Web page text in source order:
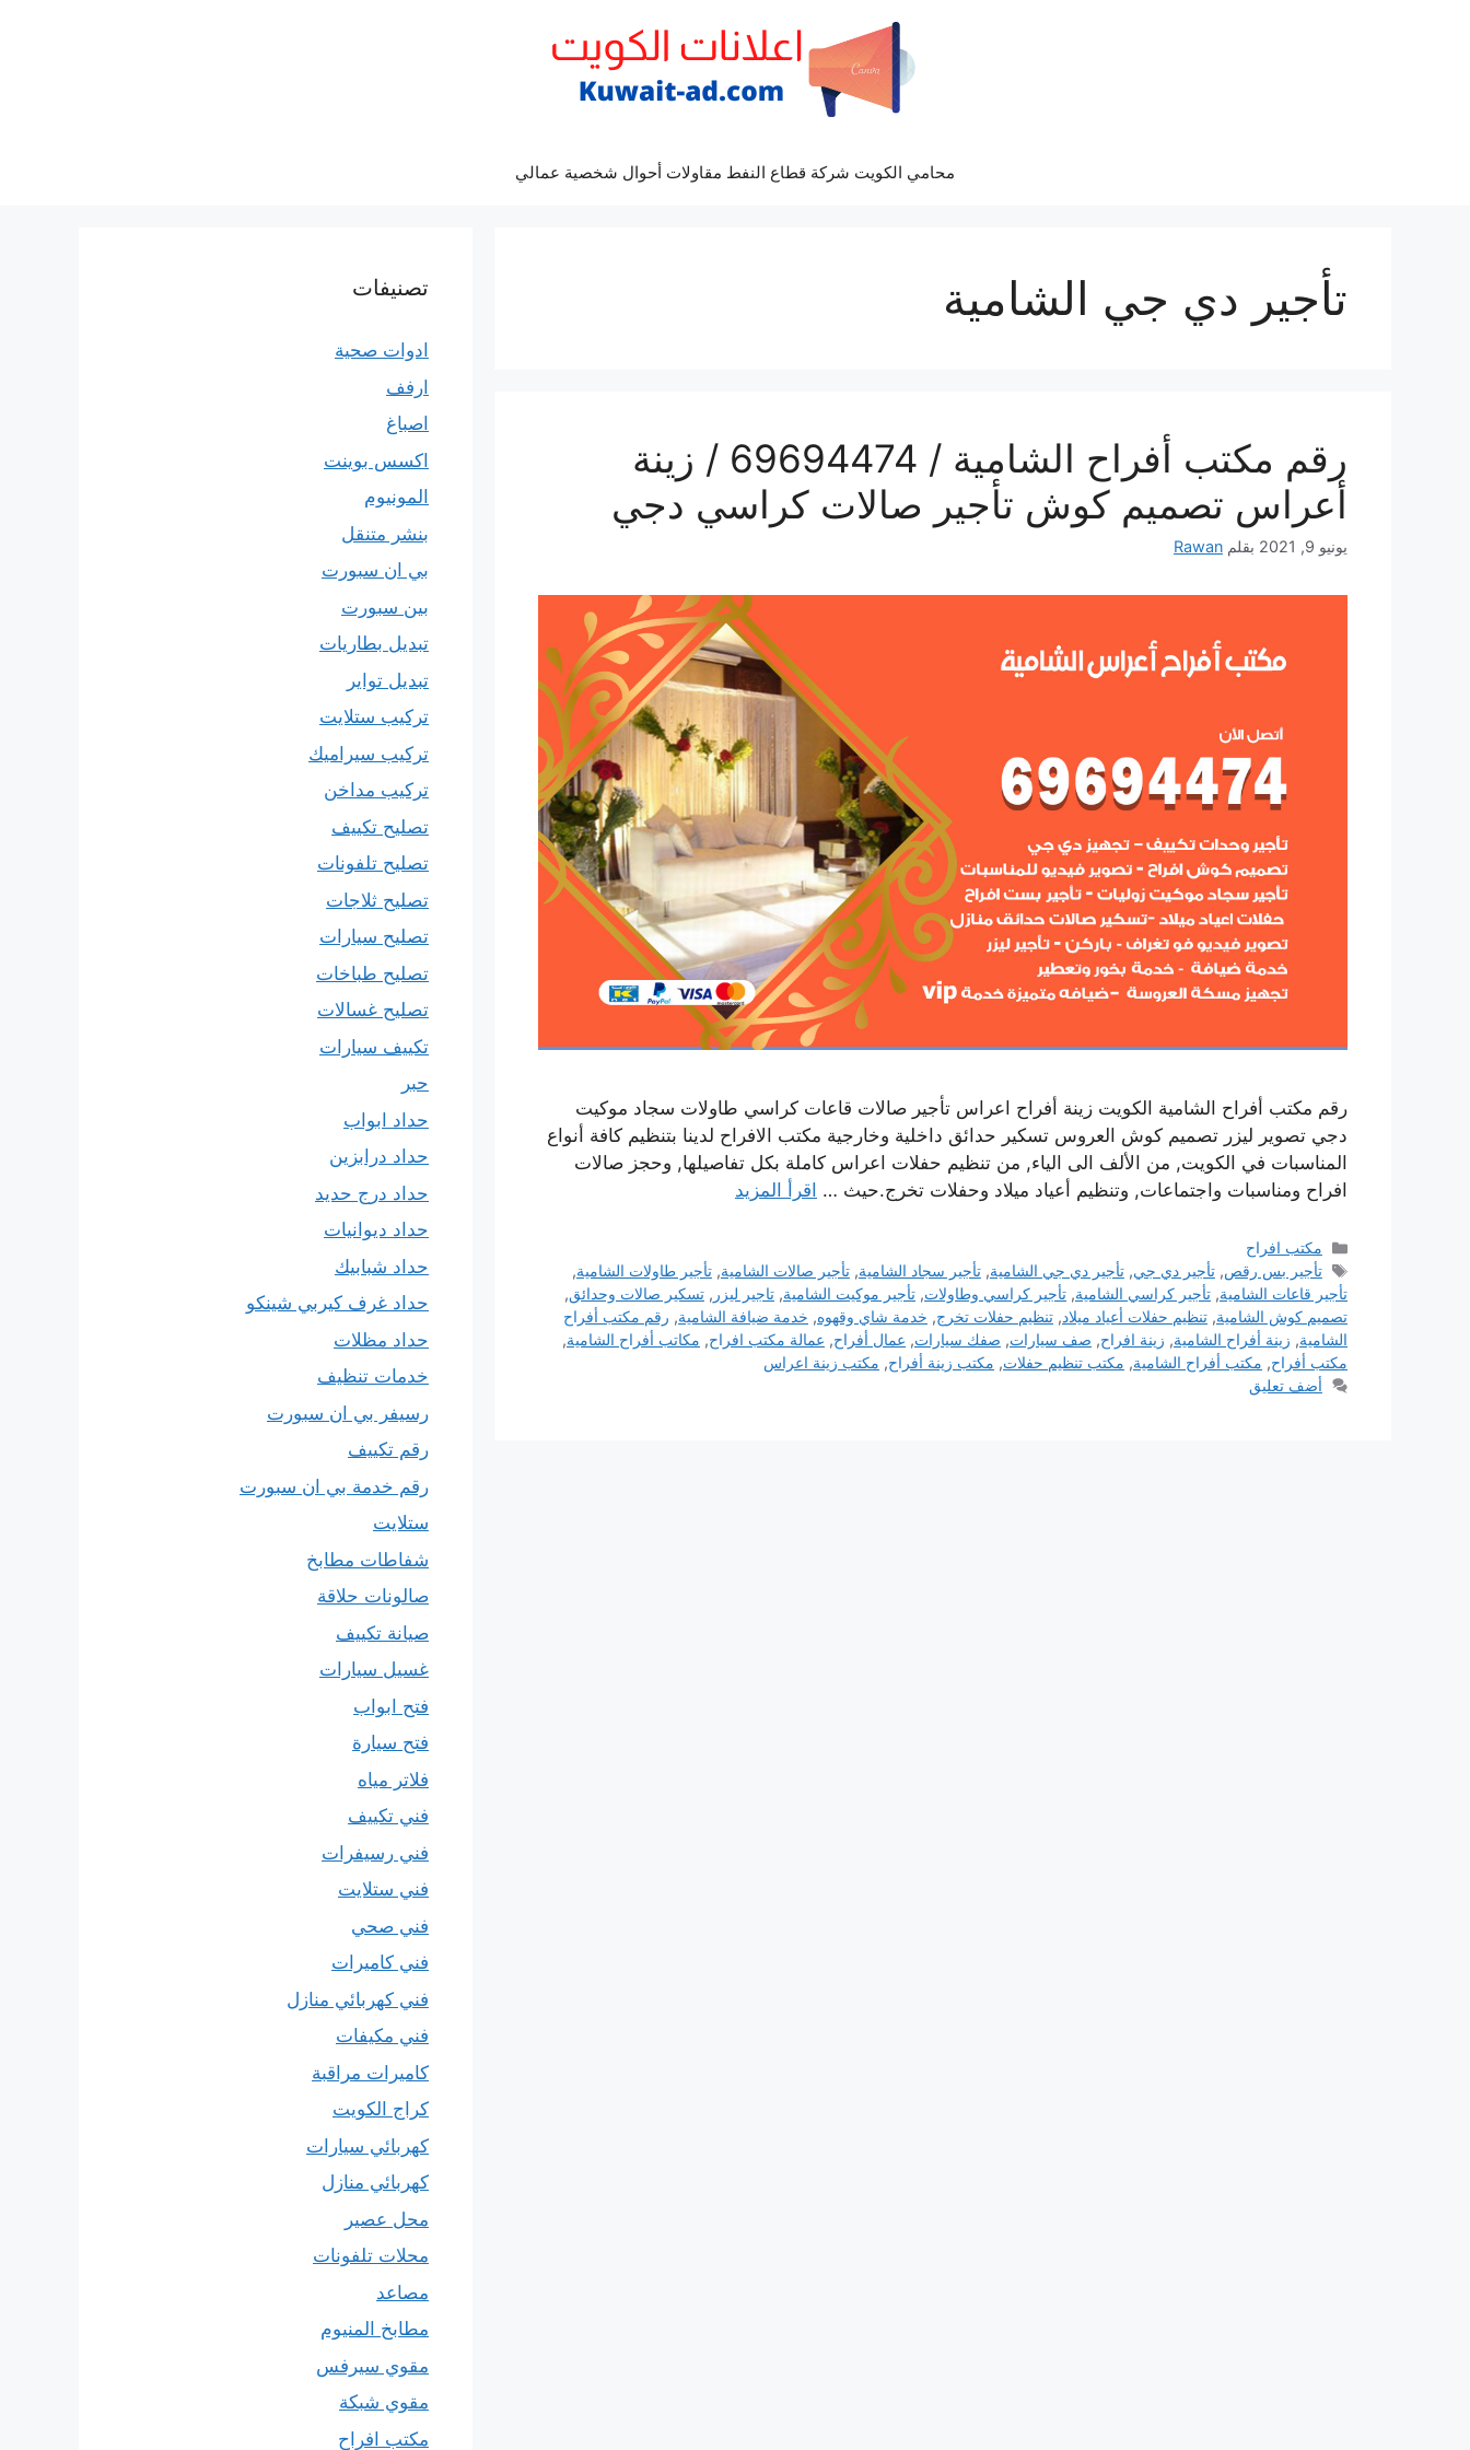
محامي الكويت شركة قطاع النفط مقاولات أحوال شخصية عمالي
تأجير دي جي الشامية
رقم مكتب أفراح الشامية / 69694474 / زينة
أعراس تصميم كوش تأجير صالات كراسي دجي
يونيو 9, 2021 بقلم Rawan
رقم مكتب أفراح الشامية الكويت زينة أفراح اعراس تأجير صالات قاعات كراسي طاولات سجاد موكيت
دجي تصوير ليزر تصميم كوش العروس تسكير حدائق داخلية وخارجية مكتب الافراح لدينا بتنظيم كافة أنواع
المناسبات في الكويت, من الألف الى الياء, من تنظيم حفلات اعراس كاملة بكل تفاصيلها, وحجز صالات
افراح ومناسبات واجتماعات, وتنظيم أعياد ميلاد وحفلات تخرج.حيث … اقرأ المزيد
التصنيفات
مكتب افراح
الوسوم
تأجير بس رقص,تأجير دي جي,تأجير دي جي الشامية,تأجير سجاد الشامية,تأجير صالات الشامية,تأجير طاولات الشامية,
تأجير قاعات الشامية, تأجير كراسي الشامية, تأجير كراسي وطاولات, تأجير موكيت الشامية, تاجير ليزر , تسكير صالات وحدائق,
تصميم كوش الشامية, تنظيم حفلات أعياد ميلاد, تنظيم حفلات تخرج, خدمة شاي وقهوه, خدمة ضيافة الشامية, رقم مكتب أفراح
الشامية, زينة أفراح الشامية, زينة افراح, صف سيارات, صفك سيارات, عمال أفراح, عمالة مكتب افراح, مكاتب أفراح الشامية,
مكتب أفراح, مكتب أفراح الشامية, مكتب تنظيم حفلات, مكتب زينة أفراح, مكتب زينة اعراس
أضف تعليق
تصنيفات
ادوات صحية
ارفف
اصباغ
اكسس بوينت
المونيوم
بنشر متنقل
بي ان سبورت
بين سبورت
تبديل بطاريات
تبديل تواير
تركيب ستلايت
تركيب سيراميك
تركيب مداخن
تصليح تكييف
تصليح تلفونات
تصليح ثلاجات
تصليح سيارات
تصليح طباخات
تصليح غسالات
تكييف سيارات
حبر
حداد ابواب
حداد درابزين
حداد درج حديد
حداد ديوانيات
حداد شبابيك
حداد غرف كيربي شينكو
حداد مظلات
خدمات تنظيف
رسيفر بي ان سبورت
رقم تكييف
رقم خدمة بي ان سبورت
ستلايت
شفاطات مطابخ
صالونات حلاقة
صيانة تكييف
غسيل سيارات
فتح ابواب
فتح سيارة
فلاتر مياه
فني تكييف
فني رسيفرات
فني ستلايت
فني صحي
فني كاميرات
فني كهربائي منازل
فني مكيفات
كاميرات مراقبة
كراج الكويت
كهربائي سيارات
كهربائي منازل
محل عصير
محلات تلفونات
مصاعد
مطابخ المنيوم
مقوي سيرفس
مقوي شبكة
مكتب افراح